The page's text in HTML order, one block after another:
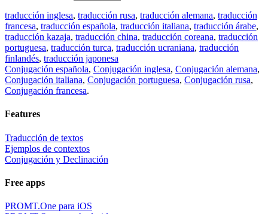
traducción inglesa, traducción rusa, traducción alemana, traducción
francesa, traducción española, traducción italiana, traducción árabe,
traducción kazaja, traducción china, traducción coreana, traducción
portuguesa, traducción turca, traducción ucraniana, traducción
finlandés, traducción japonesa
Conjugación española, Conjugación inglesa, Conjugación alemana,
Conjugación italiana, Conjugación portuguesa, Conjugación rusa,
Conjugación francesa.
Features
Traducción de textos
Ejemplos de contextos
Conjugación y Declinación
Free apps
PROMT.One para iOS